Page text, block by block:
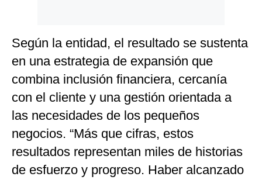
Preguntas
Frecuentes
Según la entidad, el resultado se sustenta
en una estrategia de expansión que
combina inclusión financiera, cercanía
con el cliente y una gestión orientada a
las necesidades de los pequeños
negocios. “Más que cifras, estos
resultados representan miles de historias
de esfuerzo y progreso. Haber alcanzado